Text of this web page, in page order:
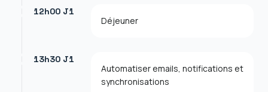
12h00 J1
Déjeuner
13h30 J1
Automatiser emails, notifications et
synchronisations